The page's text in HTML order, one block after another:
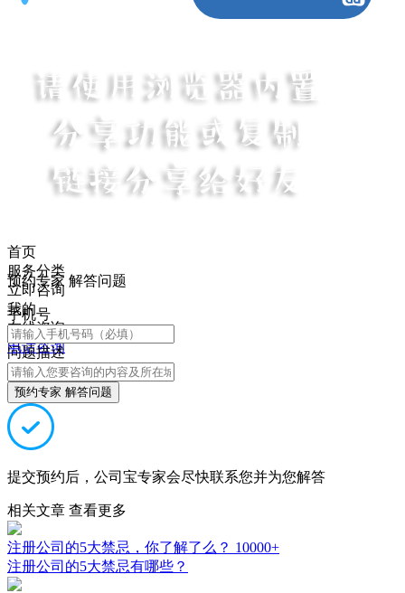
首页
服务分类
立即咨询
我的
在线咨询
电话咨询
预约专家 解答问题
手机号
问题描述
预约专家 解答问题
提交预约后，公司宝专家会尽快联系您并为您解答
相关文章 查看更多
注册公司的5大禁忌，你了解了么？ 10000+
注册公司的5大禁忌有哪些？